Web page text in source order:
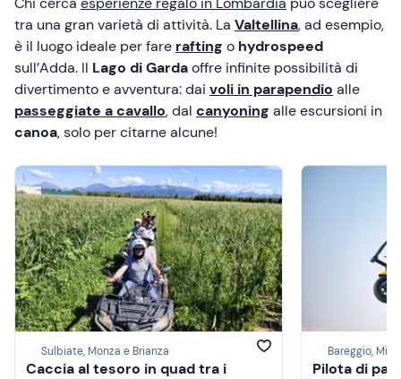
tra una gran varietà di attività. La Valtellina, ad esempio,
è il luogo ideale per fare rafting o hydrospeed
sull’Adda. Il Lago di Gardaoffre infinite possibilità di
divertimento e avventura: dai voli in parapendio alle
passeggiate a cavallo, dal canyoning alle escursioni in
canoa, solo per citarne alcune!
Sulbiate, Monza e Brianza
Caccia al tesoro in quad tra i
Bareggio,
Pilota di